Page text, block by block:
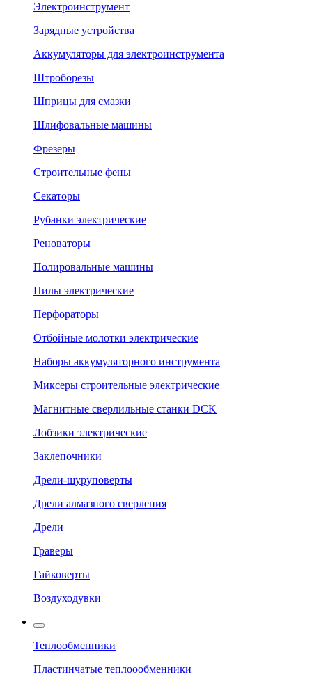
Электроинструмент
Зарядные устройства
Аккумуляторы для электроинструмента
Штроборезы
Шприцы для смазки
Шлифовальные машины
Фрезеры
Строительные фены
Секаторы
Рубанки электрические
Реноваторы
Полировальные машины
Пилы электрические
Перфораторы
Отбойные молотки электрические
Наборы аккумуляторного инструмента
Миксеры строительные электрические
Магнитные сверлильные станки DCK
Лобзики электрические
Заклепочники
Дрели-шуруповерты
Дрели алмазного сверления
Дрели
Граверы
Гайковерты
Воздуходувки
Теплообменники
Пластинчатые теплоообменники